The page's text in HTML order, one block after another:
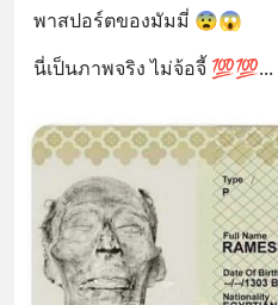
พาสปอร์ตของมัมมี่ 😨😱
นี่เป็นภาพจริง ไม่จ้อจี้ 💯💯...